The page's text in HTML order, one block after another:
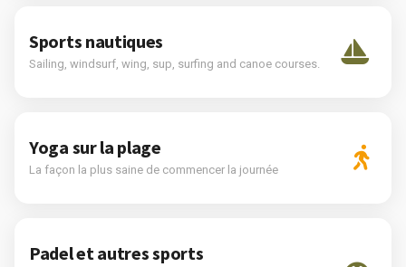
Sports nautiques
Sailing, windsurf, wing, sup, surfing and canoe courses.
Yoga sur la plage
La façon la plus saine de commencer la journée
Padel et autres sports